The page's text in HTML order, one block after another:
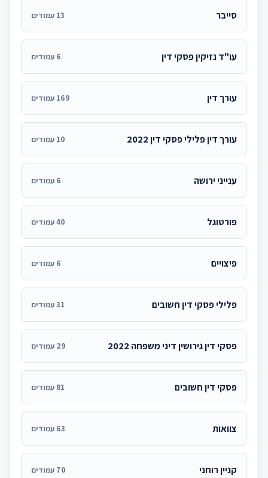
סייבר 13 עמודים
עו"ד נזיקין פסקי דין 6 עמודים
עורך דין 169 עמודים
עורך דין פלילי פסקי דין 2022 10 עמודים
ענייני ירושה 6 עמודים
פורטוגל 40 עמודים
פיצויים 6 עמודים
פלילי פסקי דין חשובים 31 עמודים
פסקי דין גירושין דיני משפחה 2022 29 עמודים
פסקי דין חשובים 81 עמודים
צוואות 63 עמודים
קניין רוחני 70 עמודים